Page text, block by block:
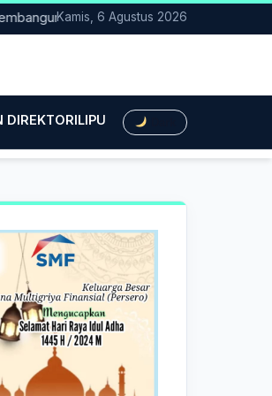
NTT Didorong Naik Kelas, DPRD
Kamis, 6 Agustus 2026
DIREKTORILIPUTAN HUKUMLIPUTAN